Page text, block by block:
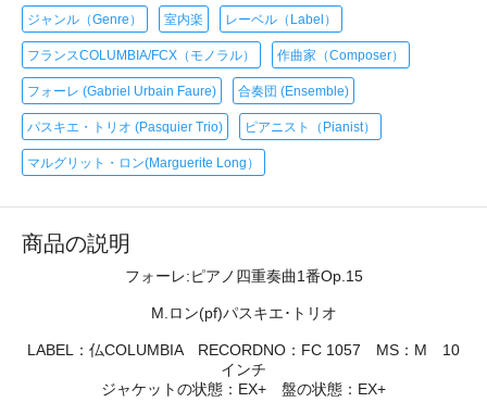
ジャンル（Genre） 室内楽 レーベル（Label）
フランスCOLUMBIA/FCX（モノラル） 作曲家（Composer）
フォーレ (Gabriel Urbain Faure) 合奏団 (Ensemble)
パスキエ・トリオ (Pasquier Trio) ピアニスト（Pianist）
マルグリット・ロン(Marguerite Long）
商品の説明
フォーレ:ピアノ四重奏曲1番Op.15
M.ロン(pf)パスキエ･トリオ
LABEL：仏COLUMBIA RECORDNO：FC 1057 MS：M 10
インチ
ジャケットの状態：EX+ 盤の状態：EX+